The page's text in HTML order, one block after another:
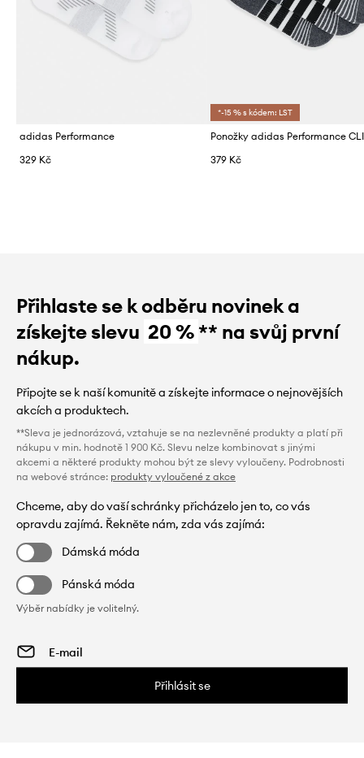
adidas Performance
329 Kč
*-15 % s kódem: LST
379 Kč
Přihlaste se k odběru novinek a
získejte slevu 20 %** na svůj první
nákup.
Připojte se k naší komunitě a získejte informace o nejnovějších
akcích a produktech.
**Sleva je jednorázová, vztahuje se na nezlevněné produkty a platí při
nákupu v min. hodnotě 1 900 Kč. Slevu nelze kombinovat s jinými
akcemi a některé produkty mohou být ze slevy vyloučeny. Podrobnosti
na webové stránce: produkty vyloučené z akce
Chceme, aby do vaší schránky přicházelo jen to, co vás
opravdu zajímá. Řekněte nám, zda vás zajímá:
Dámská móda
Pánská móda
Výběr nabídky je volitelný.
Přihlásit se